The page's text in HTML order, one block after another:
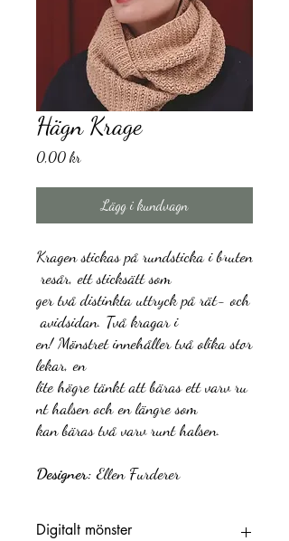
Hägn Krage
0,00 krPris
Lägg i kundvagn
Kragenstickas pårundsticka ibruten
resår, ettsticksättsom
gertvå distinkta uttryckpårät-och
avidsidan. Två kragari
en!Mönstret innehåller två olika stor
lekar, en
litehögre tänktattbärasettvarv ru
nthalsenochenlängresom
kanbäras två varv runthalsen.
Designer:Ellen Furderer
Digitalt mönster